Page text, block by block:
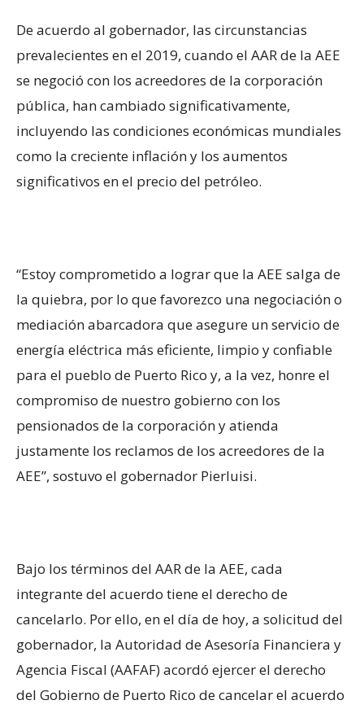
De acuerdo al gobernador, las circunstancias
prevalecientes en el 2019, cuando el AAR de la AEE
se negoció con los acreedores de la corporación
pública, han cambiado significativamente,
incluyendo las condiciones económicas mundiales
como la creciente inflación y los aumentos
significativos en el precio del petróleo.
“Estoy comprometido a lograr que la AEE salga de
la quiebra, por lo que favorezco una negociación o
mediación abarcadora que asegure un servicio de
energía eléctrica más eficiente, limpio y confiable
para el pueblo de Puerto Rico y, a la vez, honre el
compromiso de nuestro gobierno con los
pensionados de la corporación y atienda
justamente los reclamos de los acreedores de la
AEE”, sostuvo el gobernador Pierluisi.
Bajo los términos del AAR de la AEE, cada
integrante del acuerdo tiene el derecho de
cancelarlo. Por ello, en el día de hoy, a solicitud del
gobernador, la Autoridad de Asesoría Financiera y
Agencia Fiscal (AAFAF) acordó ejercer el derecho
del Gobierno de Puerto Rico de cancelar el acuerdo